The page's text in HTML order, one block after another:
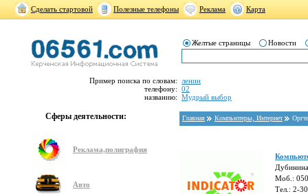
Сделать стартовой Полезные телефоны Реклама Карта
Желтые страницы Новости
Пример поиска по словам:
телефону:
названию:
ленин
02
Мудрый выбор
Сферы деятельности:
Реклама,полиграфия
Авто
Главная Компьютеры, Интернет
Моб.:
Тел.: 2-